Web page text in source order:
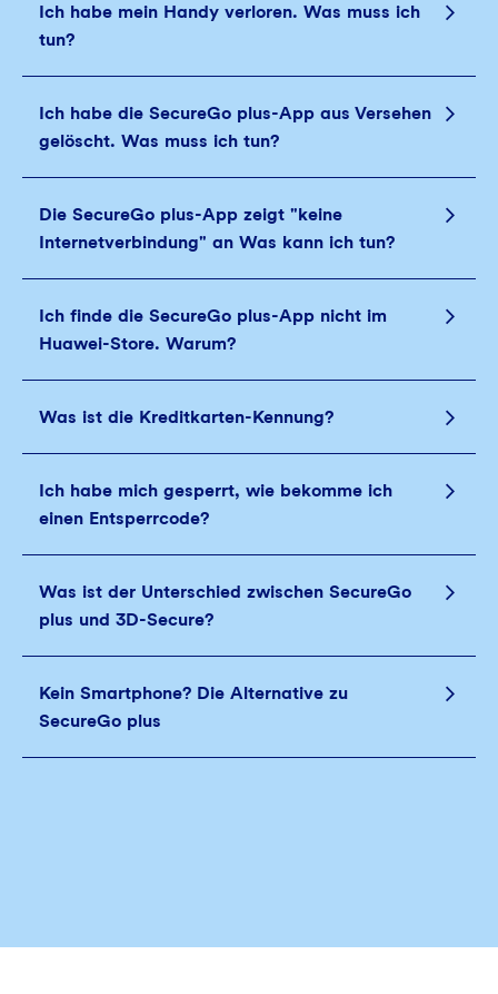
Ich habe mein Handy verloren. Was muss ich
tun?
Ich habe die SecureGo plus-App aus Versehen
gelöscht. Was muss ich tun?
Die SecureGo plus-App zeigt "keine
Internetverbindung" an Was kann ich tun?
Ich finde die SecureGo plus-App nicht im
Huawei-Store. Warum?
Was ist die Kreditkarten-Kennung?
Ich habe mich gesperrt, wie bekomme ich
einen Entsperrcode?
Was ist der Unterschied zwischen SecureGo
plus und 3D-Secure?
Kein Smartphone? Die Alternative zu
SecureGo plus